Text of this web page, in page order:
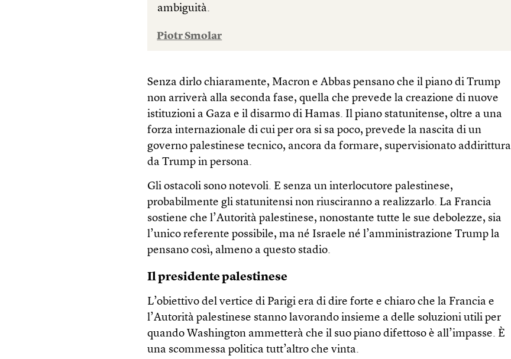
ambiguità.
Piotr Smolar
Senza dirlo chiaramente, Macron e Abbas pensano che il piano di Trump
non arriverà alla seconda fase, quella che prevede la creazione di nuove
istituzioni a Gaza e il disarmo di Hamas. Il piano statunitense, oltre a una
forza internazionale di cui per ora si sa poco, prevede la nascita di un
governo palestinese tecnico, ancora da formare, supervisionato addirittura
da Trump in persona.
Gli ostacoli sono notevoli. E senza un interlocutore palestinese,
probabilmente gli statunitensi non riusciranno a realizzarlo. La Francia
sostiene che l’Autorità palestinese, nonostante tutte le sue debolezze, sia
l’unico referente possibile, ma né Israele né l’amministrazione Trump la
pensano così, almeno a questo stadio.
Il presidente palestinese
L’obiettivo del vertice di Parigi era di dire forte e chiaro che la Francia e
l’Autorità palestinese stanno lavorando insieme a delle soluzioni utili per
quando Washington ammetterà che il suo piano difettoso è all’impasse. È
una scommessa politica tutt’altro che vinta.